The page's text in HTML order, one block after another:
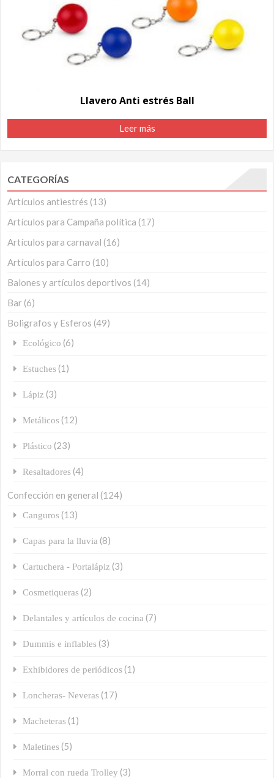
Llavero Anti estrés Ball
Leer más
CATEGORÍAS
Artículos antiestrés (13)
Artículos para Campaña política (17)
Artículos para carnaval (16)
Artículos para Carro (10)
Balones y artículos deportivos (14)
Bar (6)
Boligrafos y Esferos (49)
Ecológico (6)
Estuches (1)
Lápiz (3)
Metálicos (12)
Plástico (23)
Resaltadores (4)
Confección en general (124)
Canguros (13)
Capas para la lluvia (8)
Cartuchera - Portalápiz (3)
Cosmetiqueras (2)
Delantales y artículos de cocina (7)
Dummis e inflables (3)
Exhibidores de periódicos (1)
Loncheras- Neveras (17)
Macheteras (1)
Maletines (5)
Morral con rueda Trolley (3)